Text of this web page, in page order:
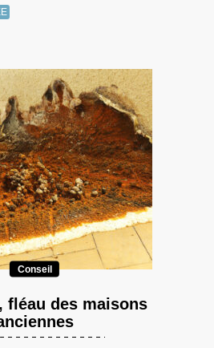
Conseil
fléau des maisons